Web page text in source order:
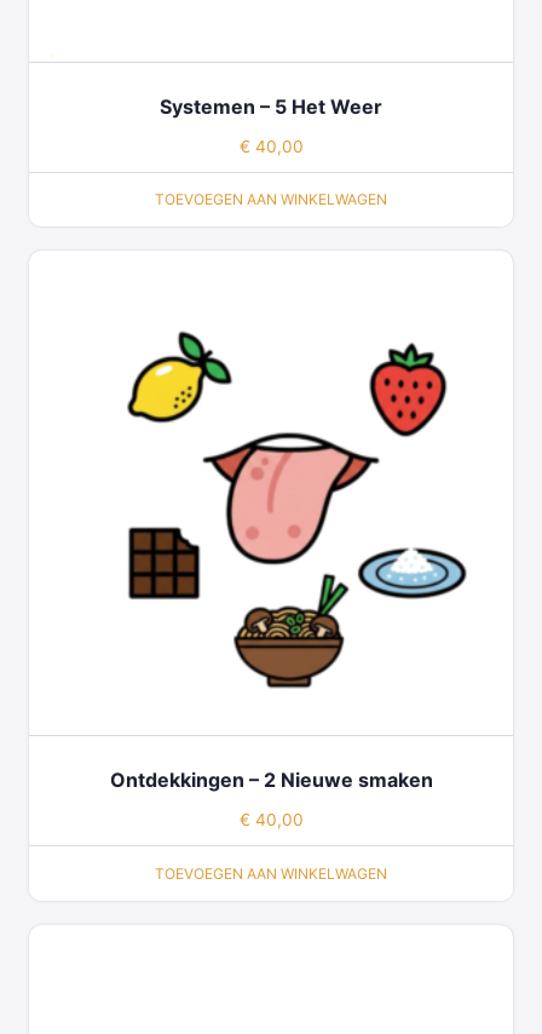
Systemen – 5 Het Weer
€ 40,00
TOEVOEGEN AAN WINKELWAGEN
Ontdekkingen – 2 Nieuwe smaken
€ 40,00
TOEVOEGEN AAN WINKELWAGEN